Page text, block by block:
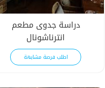
دراسة جدوى مطعم
انترناشونال
اطلب فرصة مشابهة